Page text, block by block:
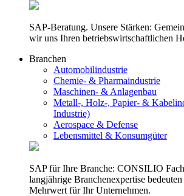
SAP-Beratung. Unsere Stärken:
wir uns Ihren betriebswirtschaftlichen
Branchen
Automobilindustrie
Chemie- & Pharmaindustrie
Maschinen- & Anlagenbau
Metall-, Holz-, Papier- &
Industrie)
Aerospace & Defense
Lebensmittel & Konsumgüter
SAP für Ihre Branche: CONSILIO
langjährige Branchenexpertise
Mehrwert für Ihr Unternehmen.